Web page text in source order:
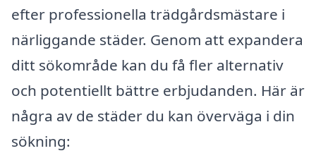
efter professionella trädgårdsmästare i
närliggande städer. Genom att expandera
ditt sökområde kan du få fler alternativ
och potentiellt bättre erbjudanden. Här är
några av de städer du kan överväga i din
sökning: